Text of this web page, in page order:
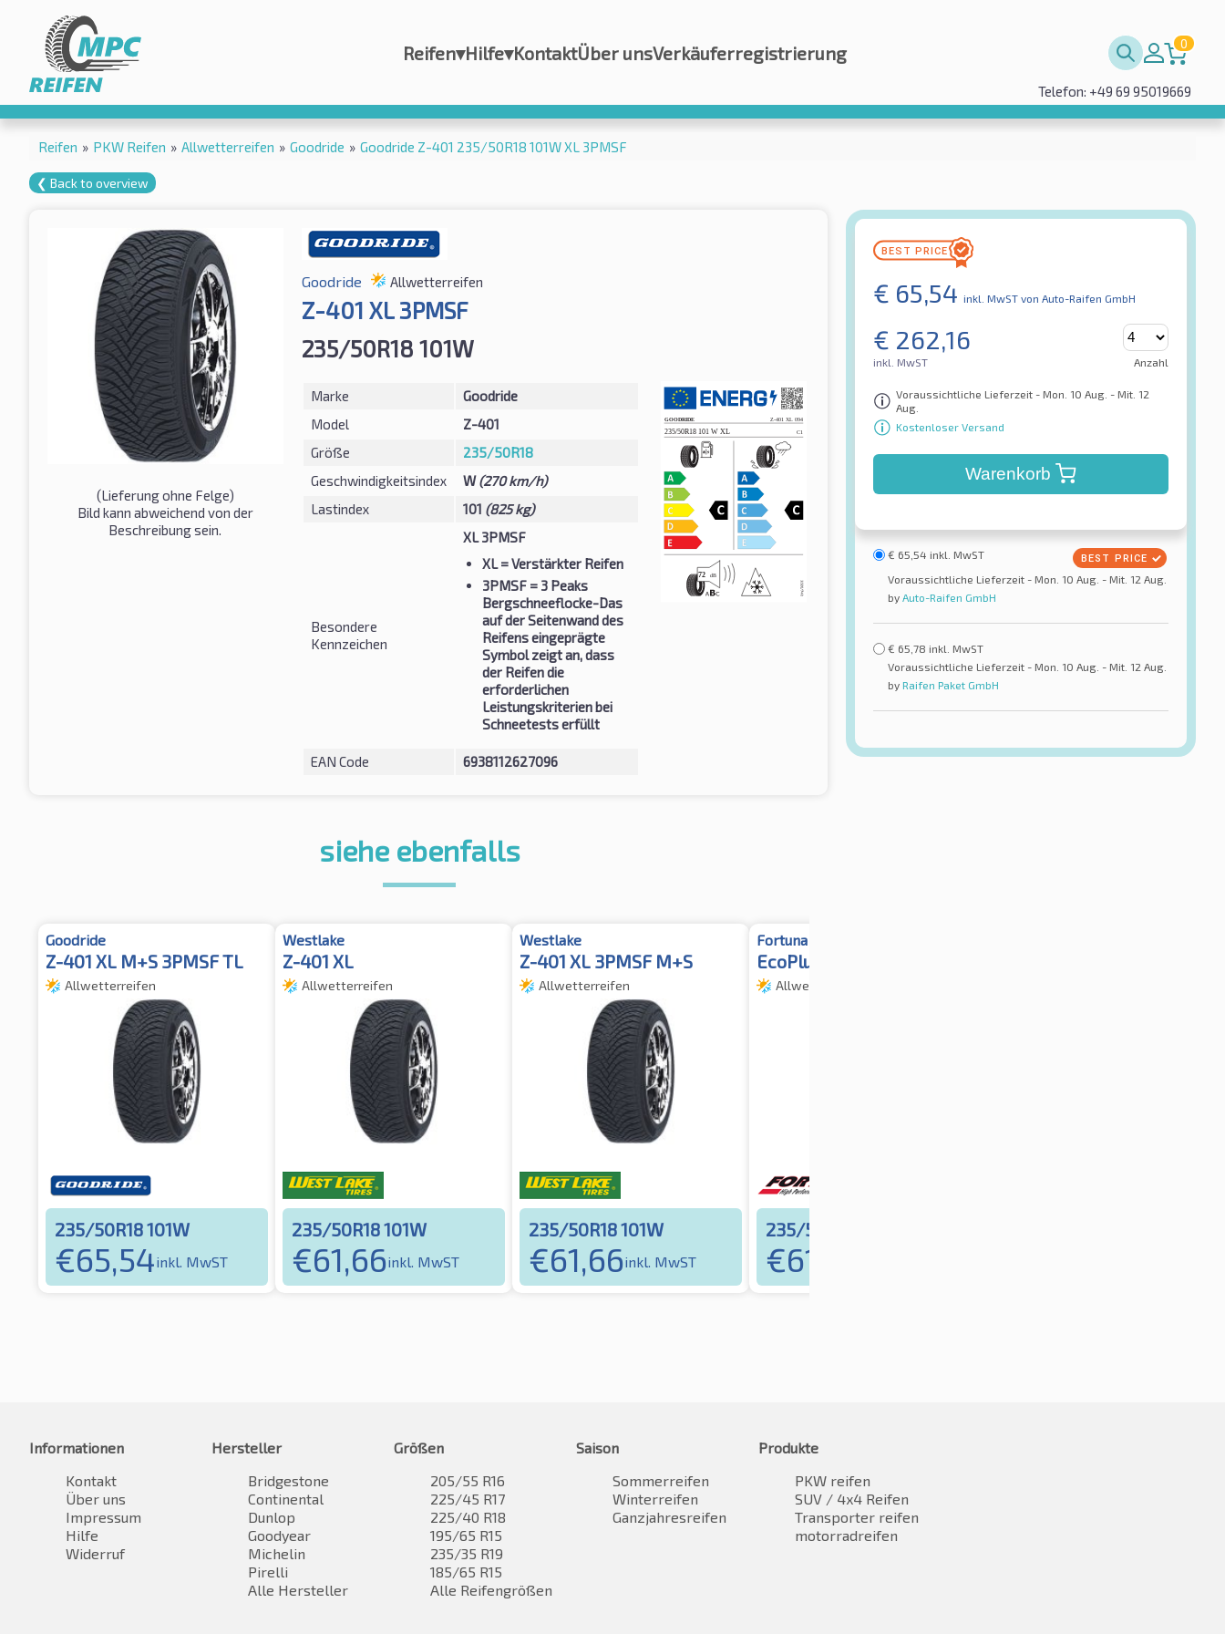
Reifen▾Hilfe▾KontaktÜber unsVerkäuferregistrierung 0
Telefon: +49 69 95019669
Reifen » PKW Reifen » Allwetterreifen » Goodride » Goodride Z-401 235/50R18 101W XL 3PMSF
❮ Back to overview
(Lieferung ohne Felge)
Bild kann abweichend von der
Beschreibung sein.
Goodride Allwetterreifen
Z-401 XL 3PMSF
235/50R18 101W
Marke
Goodride
Model
Z-401
Größe
235/50R18
Geschwindigkeitsindex
W(270 km/h)
Lastindex
101 (825 kg)
Besondere
Kennzeichen
XL 3PMSF
XL= Verstärkter Reifen
3PMSF= 3 Peaks
Bergschneeflocke-Das
auf der Seitenwand des
Reifens eingeprägte
Symbol zeigt an, dass
der Reifen die
erforderlichen
Leistungskriterien bei
Schneetests erfüllt
EAN Code 6938112627096
€ 65,54 inkl. MwST von Auto-Raifen GmbH
€ 262,16
inkl. MwST Anzahl
Voraussichtliche Lieferzeit - Mon. 10 Aug. - Mit. 12
Aug.
Kostenloser Versand
Warenkorb
€ 65,54 inkl. MwST
Voraussichtliche Lieferzeit - Mon. 10 Aug. - Mit. 12 Aug.
by Auto-Raifen GmbH
€ 65,78 inkl. MwST
Voraussichtliche Lieferzeit - Mon. 10 Aug. - Mit. 12 Aug.
by Raifen Paket GmbH
siehe ebenfalls
Goodride
Z-401 XL M+S 3PMSF TL
Allwetterreifen
235/50R18 101W
€65,54inkl. MwST
Westlake
Z-401 XL
Allwetterreifen
235/50R18 101W
€61,66inkl. MwST
Westlake
Z-401 XL 3PMSF M+S
Allwetterreifen
235/50R18 101W
€61,66inkl. MwST
Fortuna
EcoPlus 2 4S XL
Allwetterreifen
235/50R18 101W
€61,87
Informationen
Kontakt
Über uns
Impressum
Hilfe
Widerruf
Hersteller
Bridgestone
Continental
Dunlop
Goodyear
Michelin
Pirelli
Alle Hersteller
Größen
205/55 R16
225/45 R17
225/40 R18
195/65 R15
235/35 R19
185/65 R15
Alle Reifengrößen
Saison
Sommerreifen
Winterreifen
Ganzjahresreifen
Produkte
PKW reifen
SUV / 4x4 Reifen
Transporter reifen
motorradreifen